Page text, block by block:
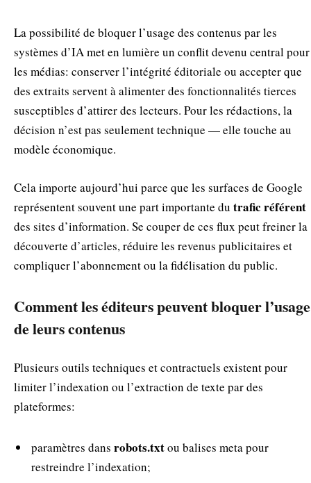
La possibilité de bloquer l’usage des contenus par les
systèmes d’IA met en lumière un conflit devenu central pour
les médias: conserver l’intégrité éditoriale ou accepter que
des extraits servent à alimenter des fonctionnalités tierces
susceptibles d’attirer des lecteurs. Pour les rédactions, la
décision n’est pas seulement technique — elle touche au
modèle économique.
Cela importe aujourd’hui parce que les surfaces de Google
représentent souvent une part importante du trafic référent
des sites d’information. Se couper de ces flux peut freiner la
découverte d’articles, réduire les revenus publicitaires et
compliquer l’abonnement ou la fidélisation du public.
Comment les éditeurs peuvent bloquer l’usage
de leurs contenus
Plusieurs outils techniques et contractuels existent pour
limiter l’indexation ou l’extraction de texte par des
plateformes:
paramètres dans robots.txtou balises meta pour
restreindre l’indexation;